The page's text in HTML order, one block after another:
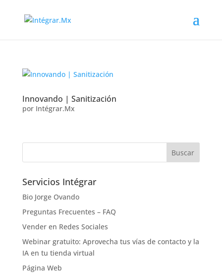
Innovando | Sanitización
por Intégrar.Mx
Servicios Intégrar
Bio Jorge Ovando
Preguntas Frecuentes – FAQ
Vender en Redes Sociales
Webinar gratuito: Aprovecha tus vías de contacto y la
IA en tu tienda virtual
Página Web